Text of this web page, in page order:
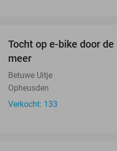
Tocht op e-bike door
meer
Betuwe Uitje
Opheusden
Verkocht: 133